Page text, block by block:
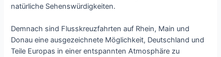
natürliche Sehenswürdigkeiten.
Demnach sind Flusskreuzfahrten auf Rhein, Main und
Donau eine ausgezeichnete Möglichkeit, Deutschland und
Teile Europas in einer entspannten Atmosphäre zu